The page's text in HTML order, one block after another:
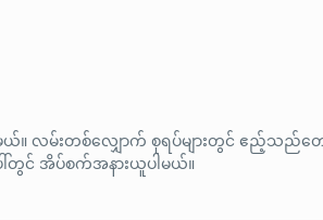
ယ်။ လမ်းတစ်လျှောက် စုရပ်များတွင် ဧည့်သည်တ
ပေါ်တွင် အိပ်စက်အနားယူပါမယ်။